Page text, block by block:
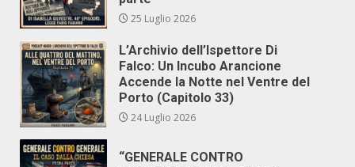
25 Luglio 2026
L’Archivio dell’Ispettore Di
Falco: Un Incubo Arancione
Accende la Notte nel Ventre del
Porto (Capitolo 33)
24 Luglio 2026
“GENERALE CONTRO